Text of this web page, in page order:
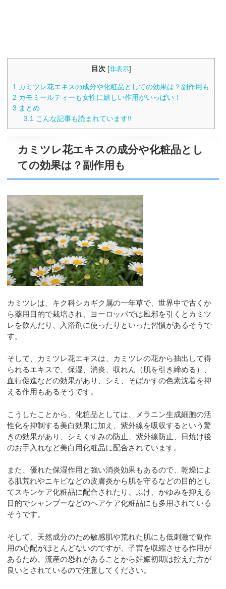
目次 [非表示]
1 カミツレ花エキスの成分や化粧品としての効果は？副作用も
2 カモミールティーも女性に嬉しい作用がいっぱい！
3 まとめ
3.1 こんな記事も読まれています!!
カミツレ花エキスの成分や化粧品とし
ての効果は？副作用も
カミツレは、キク科シカギク属の一年草で、世界中で古くか
ら薬用目的で栽培され、ヨーロッパでは風邪を引くとカミツ
レを飲んだり、入浴剤に使ったりといった習慣があるそうで
す。
そして、カミツレ花エキスは、カミツレの花から抽出して得
られるエキスで、保湿、消炎、収れん（肌を引き締める）、
血行促進などの効果があり、シミ、そばかすの色素沈着を抑
える作用もあるそうです。
こうしたことから、化粧品としては、メラニン生成細胞の活
性化を抑制する美白効果に加え、紫外線を吸収するという驚
きの効果があり、シミくすみの防止、紫外線防止、日焼け後
のお手入れなど美白用化粧品に配合されています。
また、優れた保湿作用と強い消炎効果もあるので、乾燥によ
る肌荒れやニキビなどの皮膚炎から肌を守るなどの目的とし
てスキンケア化粧品に配合されたり、ふけ、かゆみを抑える
目的でシャンプーなどのヘアケア化粧品にも多用されている
そうです。
そして、天然成分のため敏感肌や荒れた肌にも低刺激で副作
用の心配がほとんどないのですが、子宮を収縮させる作用が
あるため、流産の恐れがあることから妊娠初期は控えた方が
良いとされているので注意してください。